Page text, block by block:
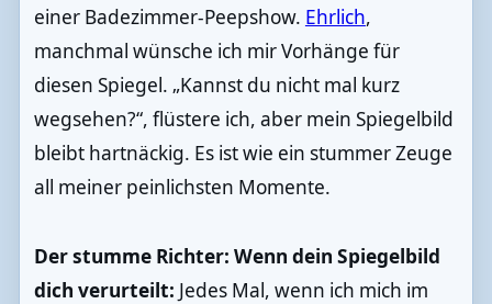
einer Badezimmer-Peepshow. Ehrlich,
manchmal wünsche ich mir Vorhänge für
diesen Spiegel. „Kannst du nicht mal kurz
wegsehen?“, flüstere ich, aber mein Spiegelbild
bleibt hartnäckig. Es ist wie ein stummer Zeuge
all meiner peinlichsten Momente.
Der stumme Richter: Wenn dein Spiegelbild
dich verurteilt: Jedes Mal, wenn ich mich im